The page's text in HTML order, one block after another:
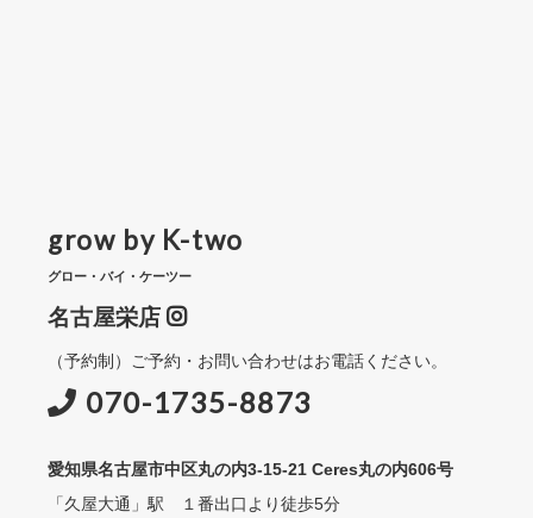
grow by K-two
グロー・バイ・ケーツー
名古屋栄店
（予約制）ご予約・お問い合わせはお電話ください。
070-1735-8873
愛知県名古屋市中区丸の内3-15-21 Ceres丸の内606号
「久屋大通」駅 １番出口より徒歩5分